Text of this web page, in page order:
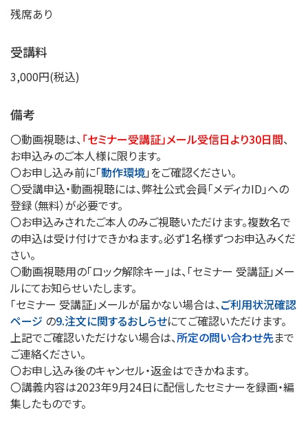
残席あり
受講料
3,000円(税込)
備考
〇動画視聴は、「セミナー受講証」メール受信日より30日間、
お申込みのご本人様に限ります。
〇お申し込み前に「動作環境」をご確認ください。
〇受講申込・動画視聴には、弊社公式会員「メディカID」への
登録（無料）が必要です。
〇お申込みされたご本人のみご視聴いただけます。複数名で
の申込は受け付けできかねます。必ず1名様ずつお申込みくだ
さい。
〇動画視聴用の「ロック解除キー」は、「セミナー 受講証」メー
ルにてお知らせいたします。
「セミナー 受講証」メールが届かない場合は、ご利用状況確認
ページ の9.注文に関するおしらせにてご確認いただけます。
上記でご確認いただけない場合は、所定の問い合わせ先まで
ご連絡ください。
〇お申し込み後のキャンセル・返金はできかねます。
〇講義内容は2023年9月24日に配信したセミナーを録画・編
集したものです。